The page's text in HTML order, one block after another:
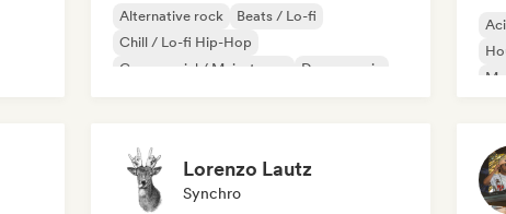
Alternative rock
Beats / Lo-fi
Chill / Lo-fi Hip-Hop
Commercial / Mainstream
Dance music
Lorenzo Lautz
Synchro